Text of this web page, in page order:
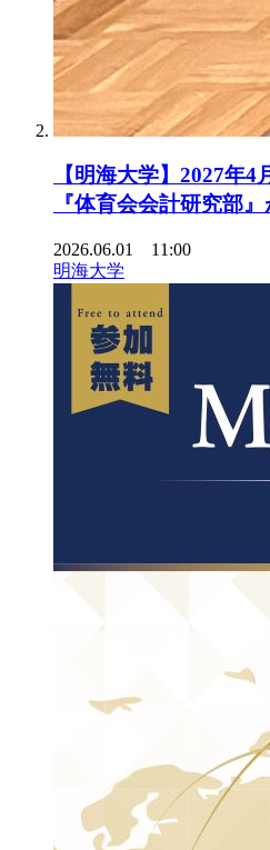
【明海大学】2027年
『体育会会計研究部
2026.06.01 11:00
明海大学